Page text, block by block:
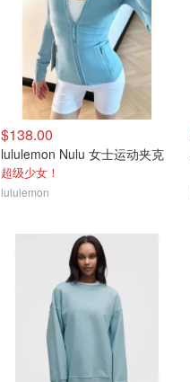
$138.00
lululemon Nulu 女士运动夹克
超级少女！
lululemon